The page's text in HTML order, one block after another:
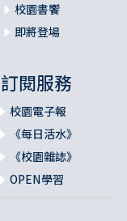
校園書饗
即將登場
訂閱服務
校園電子報
《每日活水》
《校園雜誌》
OPEN學習